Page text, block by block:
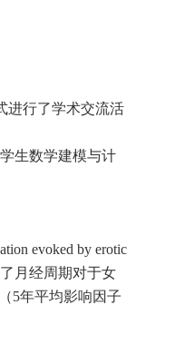
进行了学术交流活
生数学建模与计
evoked by erotic
月经周期对于女
5年平均影响因子